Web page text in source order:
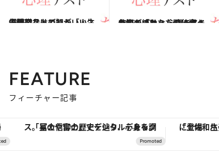
2015.3.7
優勝賞品はどれがいい？ 心理テストで知る「人生で重要なもの」
占い 2015.1.17
仕事が終わった時に食べたいものは？ 心理テストで知る「あなたの仕事ぶり」
占い
FEATURE
フィーチャー記事
「星のや富士」でデジタルデトックス。冨士信仰の歴史を辿り、心身を調える。